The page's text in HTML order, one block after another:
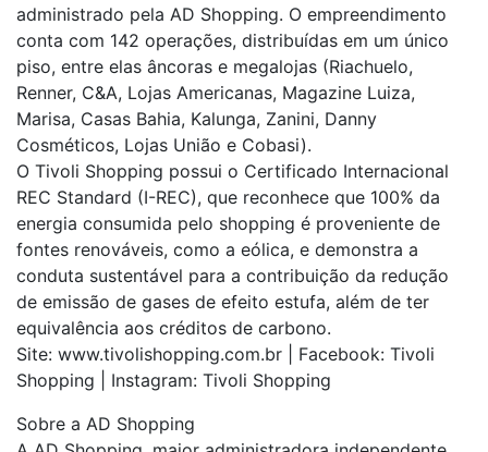
administrado pela AD Shopping. O empreendimento
conta com 142 operações, distribuídas em um único
piso, entre elas âncoras e megalojas (Riachuelo,
Renner, C&A, Lojas Americanas, Magazine Luiza,
Marisa, Casas Bahia, Kalunga, Zanini, Danny
Cosméticos, Lojas União e Cobasi).
O Tivoli Shopping possui o Certificado Internacional
REC Standard (I-REC), que reconhece que 100% da
energia consumida pelo shopping é proveniente de
fontes renováveis, como a eólica, e demonstra a
conduta sustentável para a contribuição da redução
de emissão de gases de efeito estufa, além de ter
equivalência aos créditos de carbono.
Site: www.tivolishopping.com.br | Facebook: Tivoli
Shopping | Instagram: Tivoli Shopping
Sobre a AD Shopping